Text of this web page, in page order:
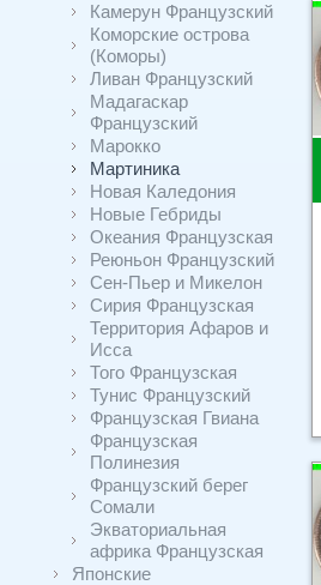
Камерун Французский
Коморские острова
(Коморы)
Ливан Французский
Мадагаскар
Французский
Марокко
Мартиника
Новая Каледония
Новые Гебриды
Океания Французская
Реюньон Французский
Сен-Пьер и Микелон
Сирия Французская
Территория Афаров и
Исса
Того Французская
Тунис Французский
Французская Гвиана
Французская
Полинезия
Французский берег
Сомали
Экваториальная
африка Французская
Японские